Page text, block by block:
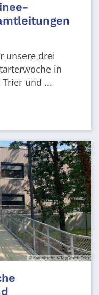
unsere drei
in
und ...
© Katholische KiTa gGmbH Trier